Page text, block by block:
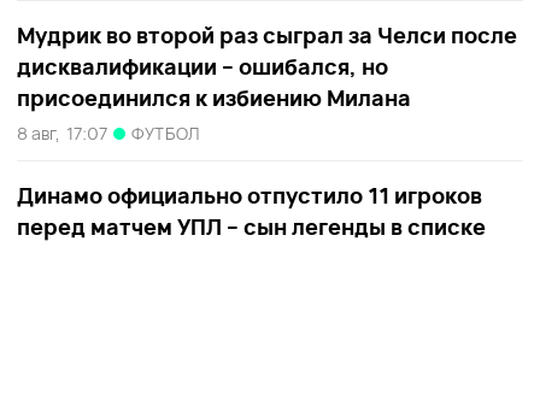
Мудрик во второй раз сыграл за Челси после
дисквалификации – ошибался, но
присоединился к избиению Милана
8 авг, 17:07 ФУТБОЛ
Динамо официально отпустило 11 игроков
перед матчем УПЛ – сын легенды в списке